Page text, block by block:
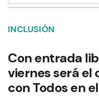
INCLUSIÓN
Con entrada
viernes será el
con Todos en